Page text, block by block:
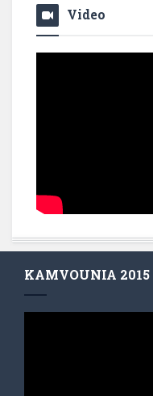
Video
KAMVOUNIA 2015